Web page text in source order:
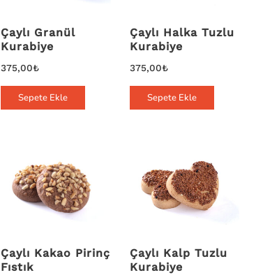
Çaylı Granül
Kurabiye
375,00₺
Sepete Ekle
Çaylı Halka Tuzlu
Kurabiye
375,00₺
Sepete Ekle
Çaylı Kakao Pirinç
Fıstık
Çaylı Kalp Tuzlu
Kurabiye